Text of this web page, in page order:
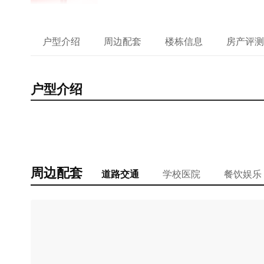
户型介绍 周边配套 楼栋信息 房产评
户型介绍
周边配套 道路交通 学校医院 餐饮娱乐